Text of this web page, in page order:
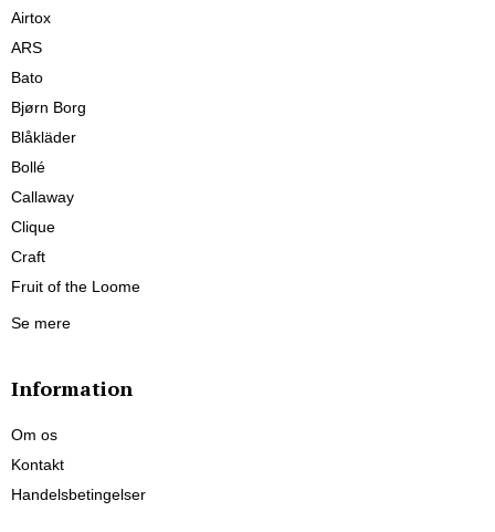
Airtox
ARS
Bato
Bjørn Borg
Blåkläder
Bollé
Callaway
Clique
Craft
Fruit of the Loome
Se mere
Information
Om os
Kontakt
Handelsbetingelser